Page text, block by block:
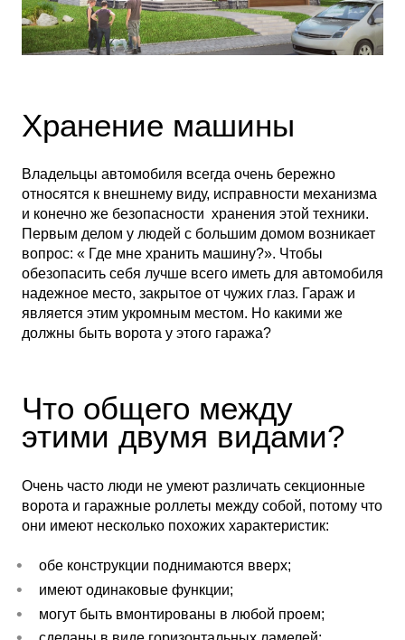
Хранение машины
Владельцы автомобиля всегда очень бережно
относятся к внешнему виду, исправности механизма
и конечно же безопасности хранения этой техники.
Первым делом у людей с большим домом возникает
вопрос: « Где мне хранить машину?». Чтобы
обезопасить себя лучше всего иметь для автомобиля
надежное место, закрытое от чужих глаз. Гараж и
является этим укромным местом. Но какими же
должны быть ворота у этого гаража?
Что общего между
этими двумя видами?
Очень часто люди не умеют различать секционные
ворота и гаражные роллеты между собой, потому что
они имеют несколько похожих характеристик:
обе конструкции поднимаются вверх;
имеют одинаковые функции;
могут быть вмонтированы в любой проем;